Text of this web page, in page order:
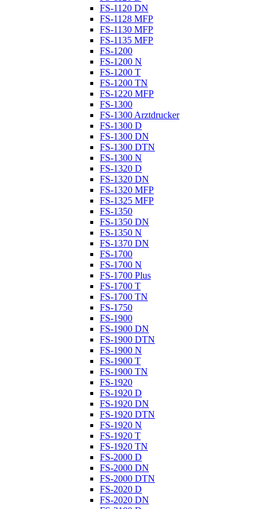
FS-1120 DN
FS-1128 MFP
FS-1130 MFP
FS-1135 MFP
FS-1200
FS-1200 N
FS-1200 T
FS-1200 TN
FS-1220 MFP
FS-1300
FS-1300 Arztdrucker
FS-1300 D
FS-1300 DN
FS-1300 DTN
FS-1300 N
FS-1320 D
FS-1320 DN
FS-1320 MFP
FS-1325 MFP
FS-1350
FS-1350 DN
FS-1350 N
FS-1370 DN
FS-1700
FS-1700 N
FS-1700 Plus
FS-1700 T
FS-1700 TN
FS-1750
FS-1900
FS-1900 DN
FS-1900 DTN
FS-1900 N
FS-1900 T
FS-1900 TN
FS-1920
FS-1920 D
FS-1920 DN
FS-1920 DTN
FS-1920 N
FS-1920 T
FS-1920 TN
FS-2000 D
FS-2000 DN
FS-2000 DTN
FS-2020 D
FS-2020 DN